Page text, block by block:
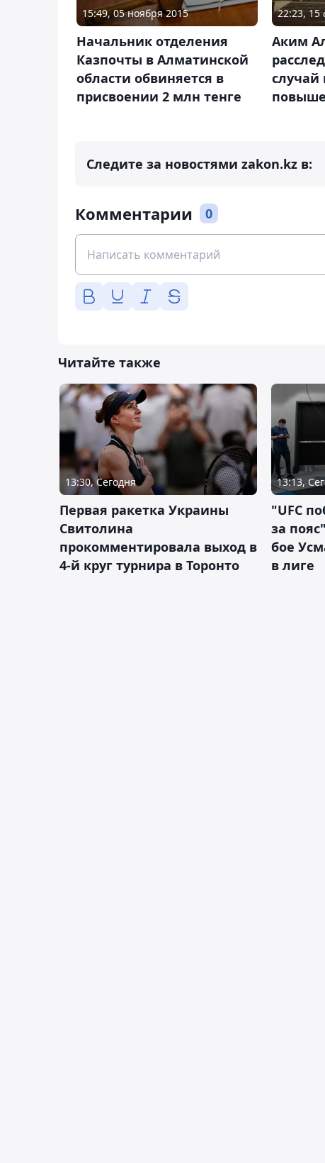
15:49, 05 ноября 2015
Начальник отделения
Казпочты в Алматинской
области обвиняется в
присвоении 2 млн тенге
22:23, 15
Аким
случай
Следите за новостями zakon.kz в:
Комментарии 0
Читайте также
13:30, Сегодня
Первая ракетка Украины
Свитолина
прокомментировала выход в
4-й круг турнира в Торонто
13:13,
"UFC
за
бое
в лиге